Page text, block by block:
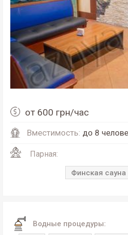
от 600 грн/час
Вместимость: до 8
Парная:
Финская сауна
Водные процедуры: